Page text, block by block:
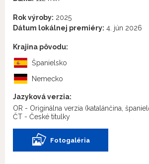
Rok výroby: 2025
Dátum lokálnej premiéry: 4. jún 2026
Krajina pôvodu:
Španielsko
Nemecko
Jazyková verzia:
OR - Originálna verzia (katalánčina,
ČT - České titulky
Fotogaléria